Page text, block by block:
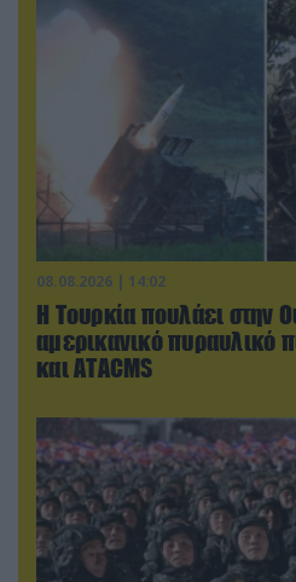
08.08.2026 | 14:02
Η Τουρκία πουλάει στην
αμερικανικό πυραυλικό
και ΑΤΑCMS